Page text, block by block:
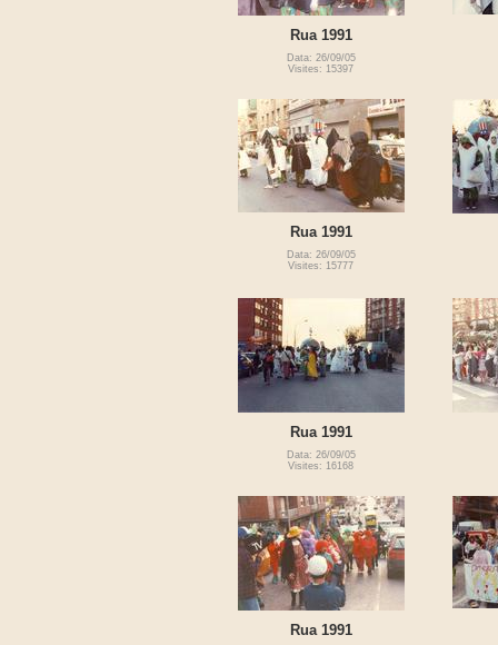
Rua 1991
Data: 26/09/05
Visites: 15397
Rua 1991
Data: 26/09/05
Visites: 15777
Rua 1991
Data: 26/09/05
Visites: 16168
Rua 1991